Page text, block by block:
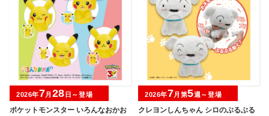
ポケットモンスター いろんなおかお
2026年7月 28 日～登場
クレヨンしんちゃん シロのぶるぶる
2026年7月第5週～登場